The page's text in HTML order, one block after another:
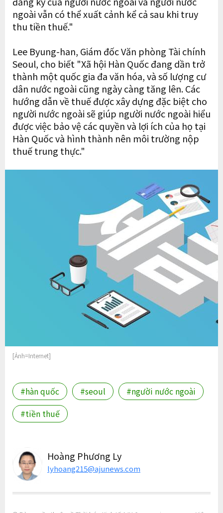
ngoài vẫn có thể xuất cảnh kể cả sau khi truy
thu tiền thuế."
Lee Byung-han, Giám đốc Văn phòng Tài chính
Seoul, cho biết "Xã hội Hàn Quốc đang dần trở
thành một quốc gia đa văn hóa, và số lượng cư
dân nước ngoài cũng ngày càng tăng lên. Các
hướng dẫn về thuế được xây dựng đặc biệt cho
người nước ngoài sẽ giúp người nước ngoài hiểu
được việc bảo vệ các quyền và lợi ích của họ tại
Hàn Quốc và hình thành nên môi trường nộp
thuế trung thực."
[Ảnh=Internet]
#hàn quốc #seoul
#người nước ngoài
#tiền thuế
Hoàng Phương Ly
lyhoang215@ajunews.com